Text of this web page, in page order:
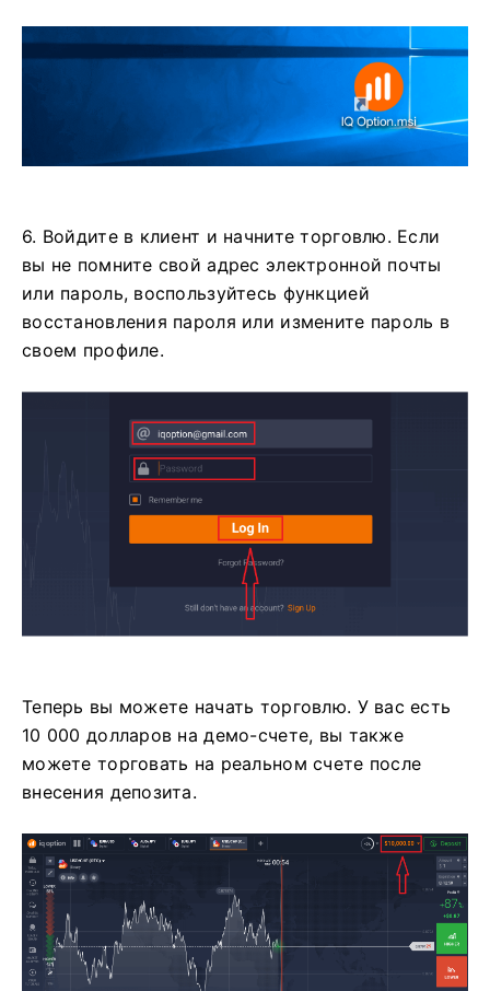
6. Войдите в клиент и начните торговлю. Если
вы не помните свой адрес электронной почты
или пароль, воспользуйтесь функцией
восстановления пароля или измените пароль в
своем профиле.
Теперь вы можете начать торговлю. У вас есть
10 000 долларов на демо-счете, вы также
можете торговать на реальном счете после
внесения депозита.